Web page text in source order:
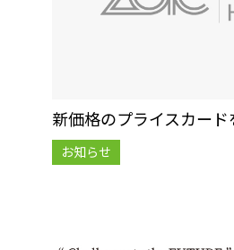
新価格のプライスカード
お知らせ